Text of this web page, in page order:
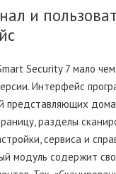
и
Security 7 мало
Интерфейс
представляющих
разделы
сервиса и
модуль содержит